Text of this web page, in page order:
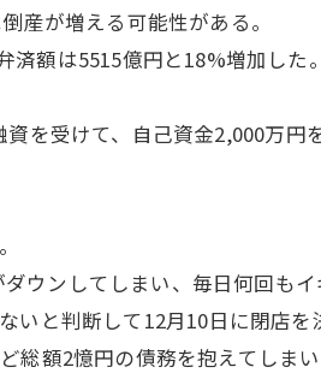
産が増える可能性がある。
額は5515億円と18%増加した。
を受けて、自己資金2,000万円
ウンしてしまい、毎日何回も
と判断して12月10日に閉店を
額2憶円の債務を抱えてしまい